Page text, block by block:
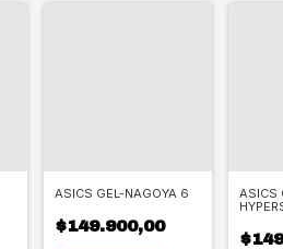
ASICS GEL-NAGOYA 6
$149.900,00
ASICS